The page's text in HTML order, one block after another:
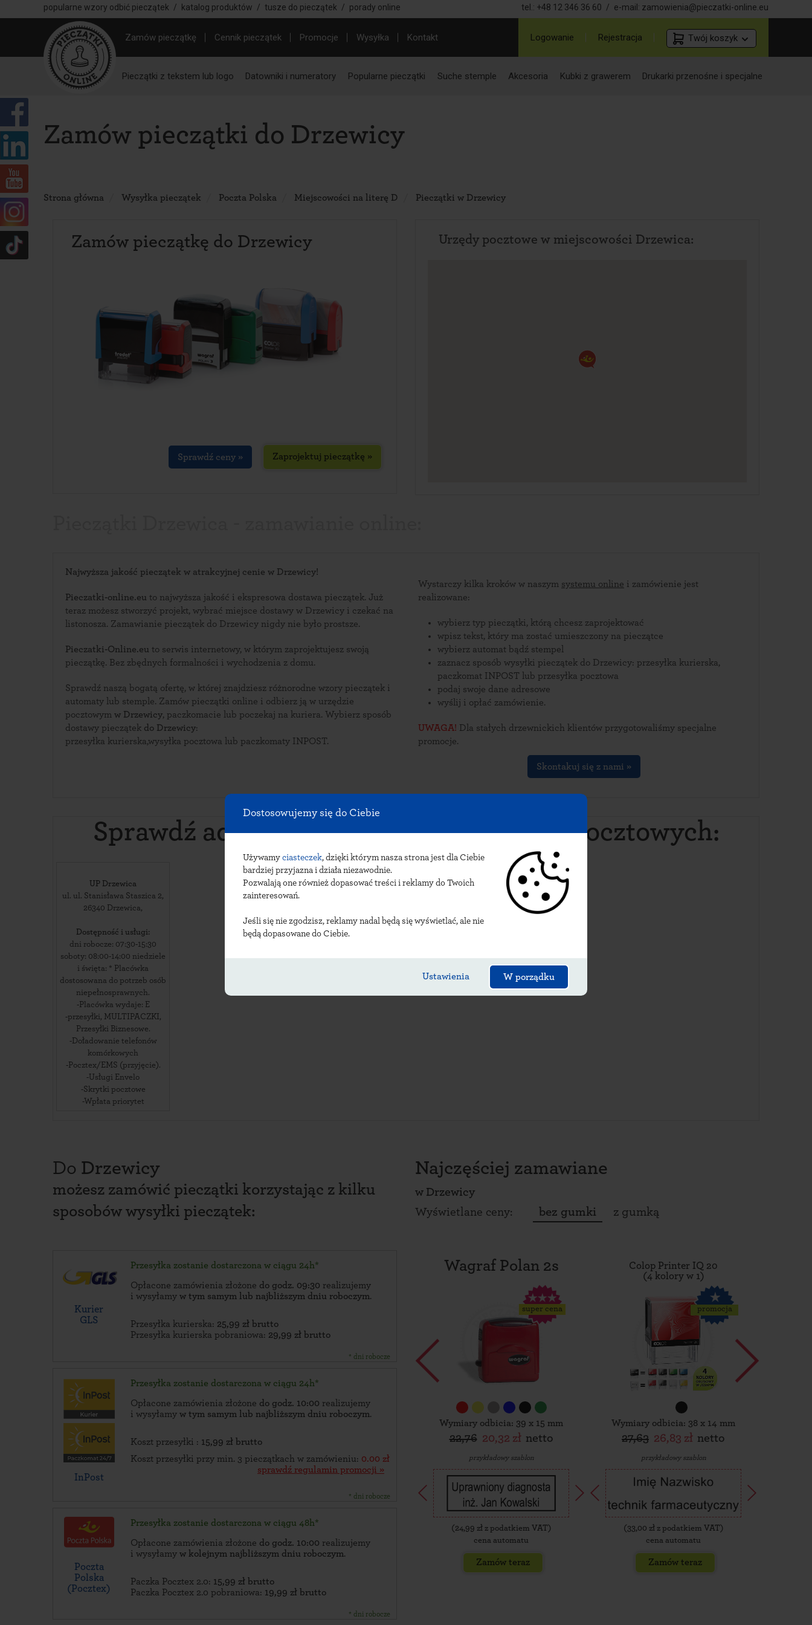
Dostosowujemy się do Ciebie
Używamy ciasteczek, dzięki którym nasza strona jest dla Ciebie
bardziej przyjazna i działa niezawodnie.
Pozwalają one również dopasować treści i reklamy do Twoich
zainteresowań.
Jeśli się nie zgodzisz, reklamy nadal będą się wyświetlać, ale nie
będą dopasowane do Ciebie.
Ustawienia W porządku
popularne wzory odbić pieczątek / katalog produktów / tusze do pieczątek / porady online tel.: +48 12 346 36 60 / e-mail: zamowienia@pieczatki-online.eu
Logowanie Rejestracja Twój koszyk
Zamów pieczątkę Cennik pieczątek Promocje Wysyłka Kontakt
Pieczątki z tekstem lub logo Datowniki i numeratory Popularne pieczątki Suche stemple Akcesoria Kubki z grawerem Drukarki przenośne i specjalne
Zamów pieczątki do Drzewicy
Strona główna Wysyłka pieczątek Poczta Polska Miejscowości na literę D Pieczątki w Drzewicy
Zamów pieczątkę do Drzewicy
Zaprojektuj pieczątkę »
Sprawdź ceny »
Urzędy pocztowe w miejscowości Drzewica:
Najwyższa jakość pieczątek w atrakcyjnej cenie w Drzewicy!
Pieczatki-online.eu to najwyższa jakość i ekspresowa dostawa pieczątek. Już
teraz możesz stworzyć projekt, wybrać miejsce dostawy w Drzewicy i czekać na
listonosza. Zamawianie pieczątek do Drzewicy nigdy nie było prostsze.
Pieczatki-Online.eu
pieczątkę. Bez zbędnych formalności i wychodzenia z domu.
Sprawdź naszą bogatą ofertę, w której znajdziesz różnorodne wzory pieczątek i
automaty lub stemple. Zamów pieczątki online i odbierz ją w urzędzie
pocztowym w Drzewicy, paczkomacie lub poczekaj na kuriera. Wybierz sposób
dostawy pieczątek do Drzewicy:
przesyłka kurierska,wysyłka pocztowa lub paczkomaty INPOST.
Wystarczy kilka kroków w naszym systemu online i zamówienie jest
realizowane:
wybierz typ pieczątki, którą chcesz zaprojektować
wpisz tekst, który ma zostać umieszczony na pieczątce
wybierz automat bądź stempel
zaznacz sposób wysyłki pieczątek do Drzewicy: przesyłka kurierska,
paczkomat INPOST lub przesyłka pocztowa
podaj swoje dane adresowe
wyślij i opłać zamówienie.
UWAGA! Dla stałych drzewnickich klientów przygotowaliśmy specjalne
promocje.
Skontakuj się z nami »
Sprawdź adresydrzewnickich urzędów pocztowych:
UP Drzewica
ul. ul. Stanisława Staszica 2,
26340 Drzewica,
Dostępność i usługi:
dni robocze: 07:30-15:30
soboty: 08:00-14:00 niedziele
i święta: * Placówka
dostosowana do potrzeb osób
niepełnosprawnych.
-Placówka wydaje: E
-przesyłki, MULTIPACZKI,
Przesyłki Biznesowe.
-Doładowanie telefonów
komórkowych
-Pocztex/EMS (przyjęcie).
-Usługi Envelo
-Skrytki pocztowe
-Wpłata priorytet
Do Drzewicy
możesz zamówić pieczątki korzystając z kilku
sposobów wysyłki pieczątek:
Kurier
GLS
Przesyłka zostanie dostarczona w ciągu 24h*
Opłacone zamówienia złożone do godz. 09:30 realizujemy
i wysyłamy w tym samym lub najbliższym dniu roboczym.
Przesyłka kurierska: 25,99 zł brutto
Przesyłka kurierska pobraniowa: 29,99 zł brutto
* dni robocze
InPost
Przesyłka zostanie dostarczona w ciągu 24h*
Opłacone zamówienia złożone do godz. 10:00 realizujemy
i wysyłamy w tym samym lub najbliższym dniu roboczym.
Koszt przesyłki : 15,99 zł brutto
Koszt przesyłki przy min. 3 pieczątkach w zamówieniu: 0.00 zł
sprawdź regulamin promocji »
* dni robocze
Poczta
Polska
(Pocztex)
Przesyłka zostanie dostarczona w ciągu 48h*
Opłacone zamówienia złożone do godz. 10:00 realizujemy
i wysyłamy w kolejnym najbliższym dniu roboczym.
Paczka Pocztex 2.0: 15,99 zł brutto
Paczka Pocztex 2.0 pobraniowa: 19,99 zł brutto
* dni robocze
Najczęściej zamawiane
w Drzewicy
Wyświetlane ceny:
bez gumki z gumką
Wagraf Polan 2s
super cena
Wymiary odbicia: 39 x 15 mm
22,76 20,32 zł netto
przykładowy szablon
( 24,99 zł z podatkiem VAT)
cena automatu
Zamów teraz
Colop Printer IQ 20
(4 kolory w 1)
promocja
Wymiary odbicia: 38 x 14 mm
27,63 26,83 zł netto
przykładowy szablon
( 33,00 zł z podatkiem VAT)
cena automatu
Zamów teraz